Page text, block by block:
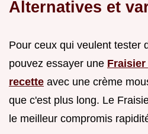
Alternatives et
Pour ceux qui veulent tester
pouvez essayer une
recette avec une crème
que c'est plus long. Le
le meilleur compromis